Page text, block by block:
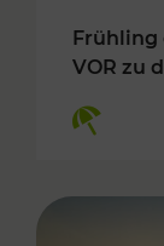
Frühling
VOR zu